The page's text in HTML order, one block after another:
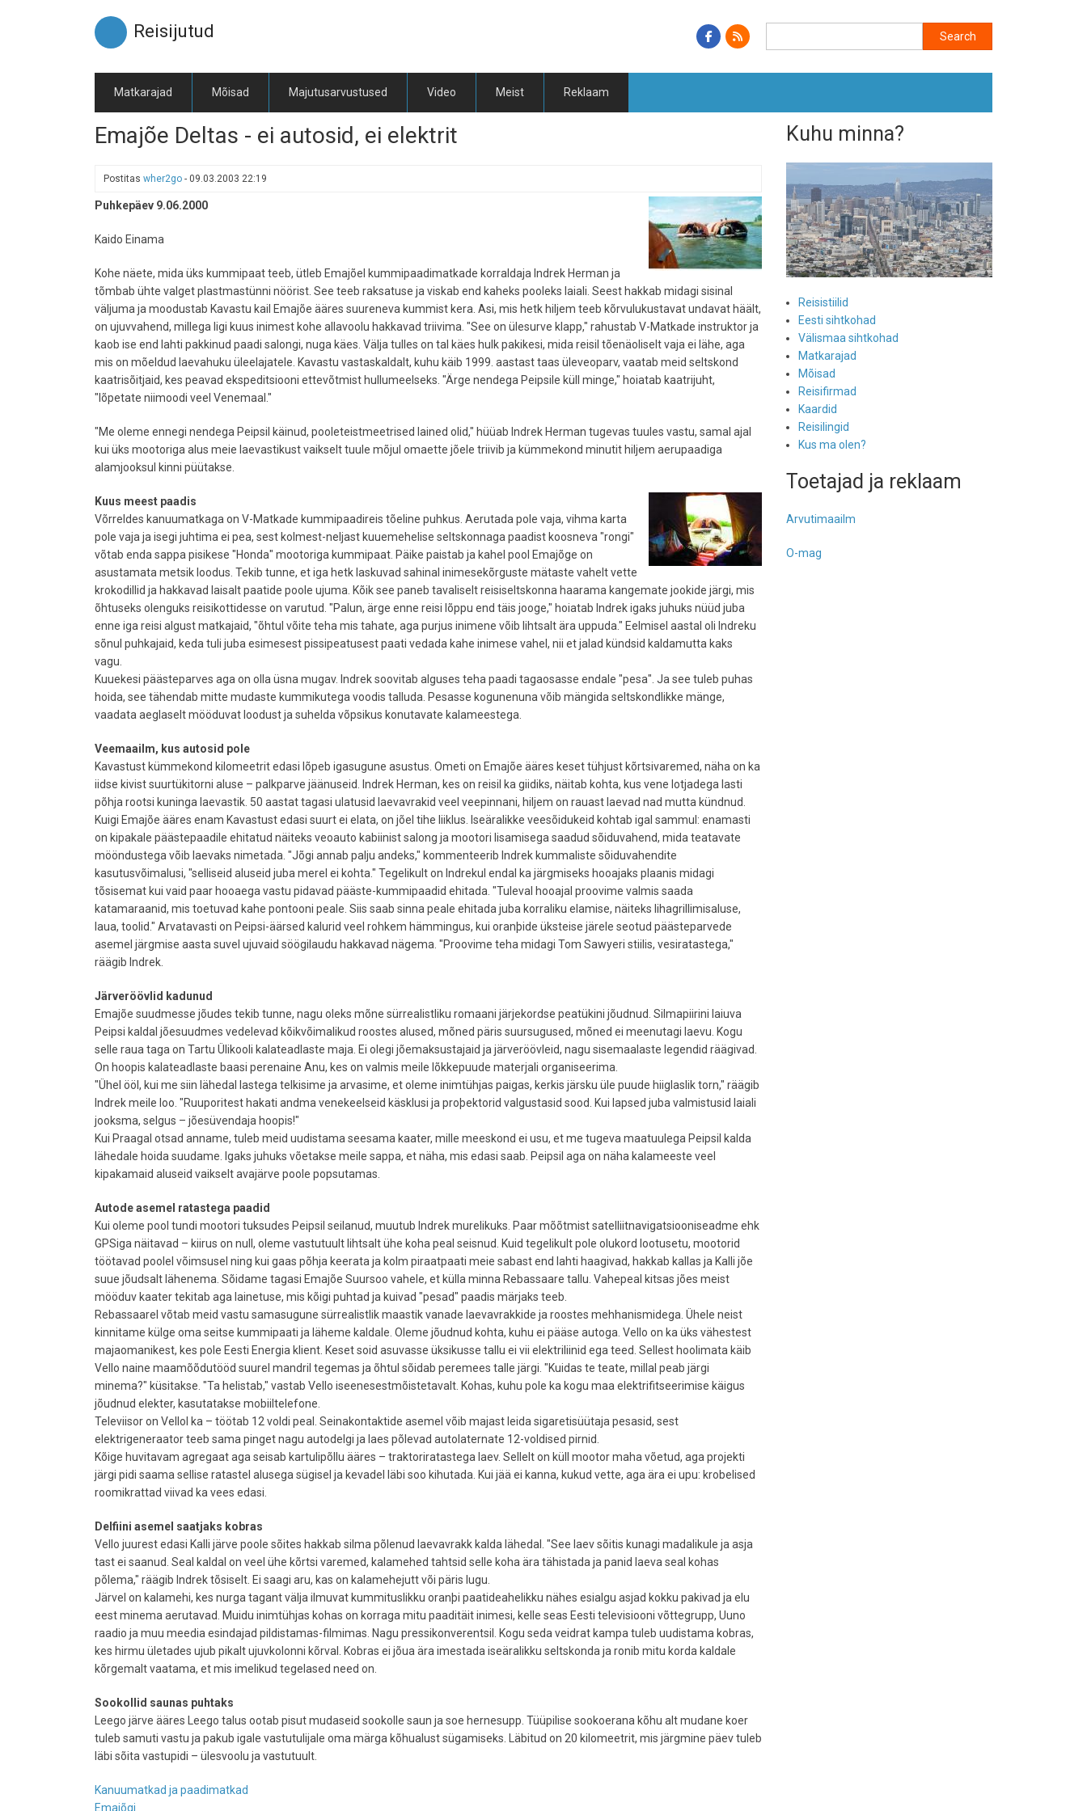
Reisijutud
Matkarajad Mõisad Majutusarvustused Video Meist Reklaam
Emajõe Deltas - ei autosid, ei elektrit
Postitas wher2go - 09.03.2003 22:19
Puhkepäev 9.06.2000
Kaido Einama
Kohe näete, mida üks kummipaat teeb, ütleb Emajõel kummipaadimatkade korraldaja Indrek Herman ja
tõmbab ühte valget plastmastünni nöörist. See teeb raksatuse ja viskab end kaheks pooleks laiali. Seest hakkab midagi sisinal
väljuma ja moodustab Kavastu kail Emajõe ääres suureneva kummist kera. Asi, mis hetk hiljem teeb kõrvulukustavat undavat häält,
on ujuvvahend, millega ligi kuus inimest kohe allavoolu hakkavad triivima. "See on ülesurve klapp," rahustab V-Matkade instruktor ja
kaob ise end lahti pakkinud paadi salongi, nuga käes. Välja tulles on tal käes hulk pakikesi, mida reisil tõenäoliselt vaja ei lähe, aga
mis on mõeldud laevahuku üleelajatele. Kavastu vastaskaldalt, kuhu käib 1999. aastast taas üleveoparv, vaatab meid seltskond
kaatrisõitjaid, kes peavad ekspeditsiooni ettevõtmist hullumeelseks. "Ärge nendega Peipsile küll minge," hoiatab kaatrijuht,
"lõpetate niimoodi veel Venemaal."
"Me oleme ennegi nendega Peipsil käinud, pooleteistmeetrised lained olid," hüüab Indrek Herman tugevas tuules vastu, samal ajal
kui üks mootoriga alus meie laevastikust vaikselt tuule mõjul omaette jõele triivib ja kümmekond minutit hiljem aerupaadiga
alamjooksul kinni püütakse.
Kuus meest paadis
Võrreldes kanuumatkaga on V-Matkade kummipaadireis tõeline puhkus. Aerutada pole vaja, vihma karta
pole vaja ja isegi juhtima ei pea, sest kolmest-neljast kuuemehelise seltskonnaga paadist koosneva "rongi"
võtab enda sappa pisikese "Honda" mootoriga kummipaat. Päike paistab ja kahel pool Emajõge on
asustamata metsik loodus. Tekib tunne, et iga hetk laskuvad sahinal inimesekõrguste mätaste vahelt vette
krokodillid ja hakkavad laisalt paatide poole ujuma. Kõik see paneb tavaliselt reisiseltskonna haarama kangemate jookide järgi, mis
õhtuseks olenguks reisikottidesse on varutud. "Palun, ärge enne reisi lõppu end täis jooge," hoiatab Indrek igaks juhuks nüüd juba
enne iga reisi algust matkajaid, "õhtul võite teha mis tahate, aga purjus inimene võib lihtsalt ära uppuda." Eelmisel aastal oli Indreku
sõnul puhkajaid, keda tuli juba esimesest pissipeatusest paati vedada kahe inimese vahel, nii et jalad kündsid kaldamutta kaks
vagu.
Kuuekesi päästeparves aga on olla üsna mugav. Indrek soovitab alguses teha paadi tagaosasse endale "pesa". Ja see tuleb puhas
hoida, see tähendab mitte mudaste kummikutega voodis talluda. Pesasse kogunenuna võib mängida seltskondlikke mänge,
vaadata aeglaselt mööduvat loodust ja suhelda võpsikus konutavate kalameestega.
Veemaailm, kus autosid pole
Kavastust kümmekond kilomeetrit edasi lõpeb igasugune asustus. Ometi on Emajõe ääres keset tühjust kõrtsivaremed, näha on ka
iidse kivist suurtükitorni aluse – palkparve jäänuseid. Indrek Herman, kes on reisil ka giidiks, näitab kohta, kus vene lotjadega lasti
põhja rootsi kuninga laevastik. 50 aastat tagasi ulatusid laevavrakid veel veepinnani, hiljem on rauast laevad nad mutta kündnud.
Kuigi Emajõe ääres enam Kavastust edasi suurt ei elata, on jõel tihe liiklus. Iseäralikke veesõidukeid kohtab igal sammul: enamasti
on kipakale päästepaadile ehitatud näiteks veoauto kabiinist salong ja mootori lisamisega saadud sõiduvahend, mida teatavate
mööndustega võib laevaks nimetada. "Jõgi annab palju andeks," kommenteerib Indrek kummaliste sõiduvahendite
kasutusvõimalusi, "selliseid aluseid juba merel ei kohta." Tegelikult on Indrekul endal ka järgmiseks hooajaks plaanis midagi
tõsisemat kui vaid paar hooaega vastu pidavad pääste-kummipaadid ehitada. "Tuleval hooajal proovime valmis saada
katamaraanid, mis toetuvad kahe pontooni peale. Siis saab sinna peale ehitada juba korraliku elamise, näiteks lihagrillimisaluse,
laua, toolid." Arvatavasti on Peipsi-äärsed kalurid veel rohkem hämmingus, kui oranþide üksteise järele seotud päästeparvede
asemel järgmise aasta suvel ujuvaid söögilaudu hakkavad nägema. "Proovime teha midagi Tom Sawyeri stiilis, vesiratastega,"
räägib Indrek.
Järveröövlid kadunud
Emajõe suudmesse jõudes tekib tunne, nagu oleks mõne sürrealistliku romaani järjekordse peatükini jõudnud. Silmapiirini laiuva
Peipsi kaldal jõesuudmes vedelevad kõikvõimalikud roostes alused, mõned päris suursugused, mõned ei meenutagi laevu. Kogu
selle raua taga on Tartu Ülikooli kalateadlaste maja. Ei olegi jõemaksustajaid ja järveröövleid, nagu sisemaalaste legendid räägivad.
On hoopis kalateadlaste baasi perenaine Anu, kes on valmis meile lõkkepuude materjali organiseerima.
"Ühel ööl, kui me siin lähedal lastega telkisime ja arvasime, et oleme inimtühjas paigas, kerkis järsku üle puude hiiglaslik torn," räägib
Indrek meile loo. "Ruuporitest hakati andma venekeelseid käsklusi ja proþektorid valgustasid sood. Kui lapsed juba valmistusid laiali
jooksma, selgus – jõesüvendaja hoopis!"
Kui Praagal otsad anname, tuleb meid uudistama seesama kaater, mille meeskond ei usu, et me tugeva maatuulega Peipsil kalda
lähedale hoida suudame. Igaks juhuks võetakse meile sappa, et näha, mis edasi saab. Peipsil aga on näha kalameeste veel
kipakamaid aluseid vaikselt avajärve poole popsutamas.
Autode asemel ratastega paadid
Kui oleme pool tundi mootori tuksudes Peipsil seilanud, muutub Indrek murelikuks. Paar mõõtmist satelliitnavigatsiooniseadme ehk
GPSiga näitavad – kiirus on null, oleme vastutuult lihtsalt ühe koha peal seisnud. Kuid tegelikult pole olukord lootusetu, mootorid
töötavad poolel võimsusel ning kui gaas põhja keerata ja kolm piraatpaati meie sabast end lahti haagivad, hakkab kallas ja Kalli jõe
suue jõudsalt lähenema. Sõidame tagasi Emajõe Suursoo vahele, et külla minna Rebassaare tallu. Vahepeal kitsas jões meist
mööduv kaater tekitab aga lainetuse, mis kõigi puhtad ja kuivad "pesad" paadis märjaks teeb.
Rebassaarel võtab meid vastu samasugune sürrealistlik maastik vanade laevavrakkide ja roostes mehhanismidega. Ühele neist
kinnitame külge oma seitse kummipaati ja läheme kaldale. Oleme jõudnud kohta, kuhu ei pääse autoga. Vello on ka üks vähestest
majaomanikest, kes pole Eesti Energia klient. Keset soid asuvasse üksikusse tallu ei vii elektriliinid ega teed. Sellest hoolimata käib
Vello naine maamõõdutööd suurel mandril tegemas ja õhtul sõidab peremees talle järgi. "Kuidas te teate, millal peab järgi
minema?" küsitakse. "Ta helistab," vastab Vello iseenesestmõistetavalt. Kohas, kuhu pole ka kogu maa elektrifitseerimise käigus
jõudnud elekter, kasutatakse mobiiltelefone.
Televiisor on Vellol ka – töötab 12 voldi peal. Seinakontaktide asemel võib majast leida sigaretisüütaja pesasid, sest
elektrigeneraator teeb sama pinget nagu autodelgi ja laes põlevad autolaternate 12-voldised pirnid.
Kõige huvitavam agregaat aga seisab kartulipõllu ääres – traktoriratastega laev. Sellelt on küll mootor maha võetud, aga projekti
järgi pidi saama sellise ratastel alusega sügisel ja kevadel läbi soo kihutada. Kui jää ei kanna, kukud vette, aga ära ei upu: krobelised
roomikrattad viivad ka vees edasi.
Delfiini asemel saatjaks kobras
Vello juurest edasi Kalli järve poole sõites hakkab silma põlenud laevavrakk kalda lähedal. "See laev sõitis kunagi madalikule ja asja
tast ei saanud. Seal kaldal on veel ühe kõrtsi varemed, kalamehed tahtsid selle koha ära tähistada ja panid laeva seal kohas
põlema," räägib Indrek tõsiselt. Ei saagi aru, kas on kalamehejutt või päris lugu.
Järvel on kalamehi, kes nurga tagant välja ilmuvat kummituslikku oranþi paatideahelikku nähes esialgu asjad kokku pakivad ja elu
eest minema aerutavad. Muidu inimtühjas kohas on korraga mitu paaditäit inimesi, kelle seas Eesti televisiooni võttegrupp, Uuno
raadio ja muu meedia esindajad pildistamas-filmimas. Nagu pressikonverentsil. Kogu seda veidrat kampa tuleb uudistama kobras,
kes hirmu ületades ujub pikalt ujuvkolonni kõrval. Kobras ei jõua ära imestada iseäralikku seltskonda ja ronib mitu korda kaldale
kõrgemalt vaatama, et mis imelikud tegelased need on.
Sookollid saunas puhtaks
Leego järve ääres Leego talus ootab pisut mudaseid sookolle saun ja soe hernesupp. Tüüpilise sookoerana kõhu alt mudane koer
tuleb samuti vastu ja pakub igale vastutulijale oma märga kõhualust sügamiseks. Läbitud on 20 kilomeetrit, mis järgmine päev tuleb
läbi sõita vastupidi – ülesvoolu ja vastutuult.
Kanuumatkad ja paadimatkad
Emajõgi
Kuhu minna?
Reisistiilid
Eesti sihtkohad
Välismaa sihtkohad
Matkarajad
Mõisad
Reisifirmad
Kaardid
Reisilingid
Kus ma olen?
Toetajad ja reklaam
Arvutimaailm
O-mag